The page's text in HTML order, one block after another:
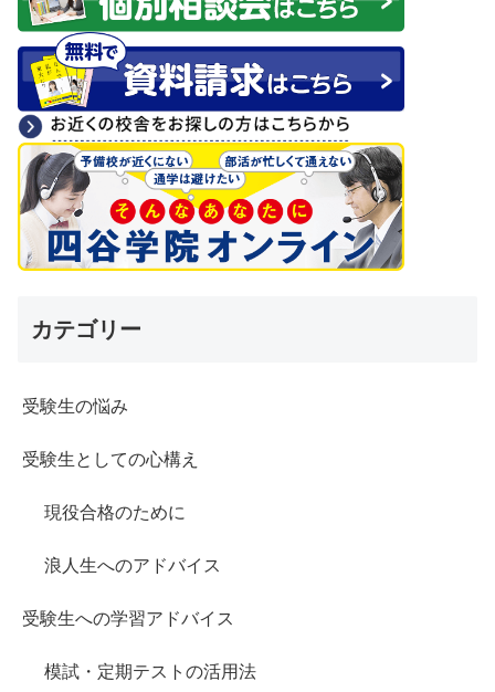
カテゴリー
受験生の悩み
受験生としての心構え
現役合格のために
浪人生へのアドバイス
受験生への学習アドバイス
模試・定期テストの活用法